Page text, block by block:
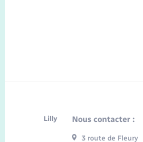
Lilly Nous contacter :
3 route de Fleury